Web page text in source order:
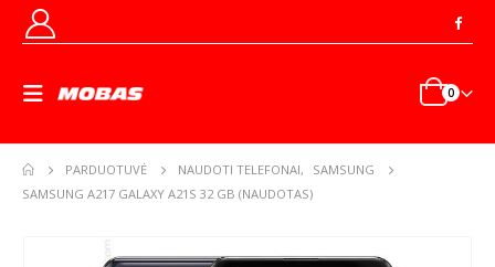
0
PARDUOTUVĖ NAUDOTI TELEFONAI,
SAMSUNG
SAMSUNG A217 GALAXY A21S 32 GB (NAUDOTAS)